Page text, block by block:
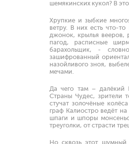
шемякинских кукол? В
Хрупкие и зыбкие
ветру. В них есть что-
джонок, крылья вееров,
пагод, расписные
барахольщик, -
зашифрованный
назойливого зноя,
мечами.
Да чего там – далёкий
Страны Чудес, зрители
стучат золочёные
граф Калиостро ведёт
шпаги и шпоры
треуголки, от страсти